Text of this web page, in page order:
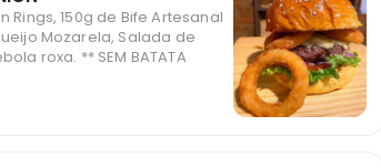
Rings, 150g de Bife Artesanal
Mozarela, Salada de
alface tomate e cebola roxa. ** SEM BATATA